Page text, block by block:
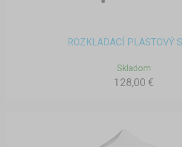
ROZKLADACÍ PLASTOVÝ
Skladom
128,00 €